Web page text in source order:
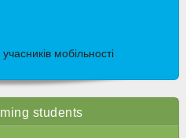
учасників мобільності
students